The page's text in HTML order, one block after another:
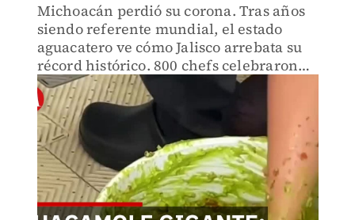
Michoacán perdió su corona. Tras años
siendo referente mundial, el estado
aguacatero ve cómo Jalisco arrebata su
récord histórico. 800 chefs celebraron
en Guadalajara mientras el legado
michoacano se desvanece. Una historia
de gloria y caída